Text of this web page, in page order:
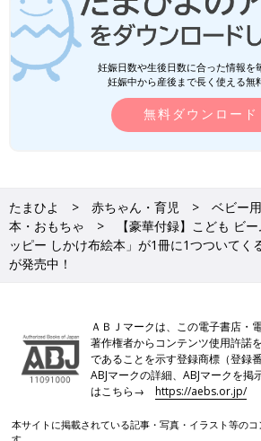
妊娠日数や生後日数に合った情報を
妊娠中から産後まで長く使える無
無料ダウンロード
たまひよ 赤ちゃん・育児 ベビー
本・おもちゃ
【豪華付録】こども ビ
ッピー しかけ布絵本」が1冊に1つついてく
が発売中！
ＡＢＪマークは、この電子書店・
著作権者からコンテンツ使用許諾
であることを示す登録商標（登録
ABJマークの詳細、ABJマークを
はこちら→https://aebs.or.jp/
本サイトに掲載されている記事・写真・イラスト等の